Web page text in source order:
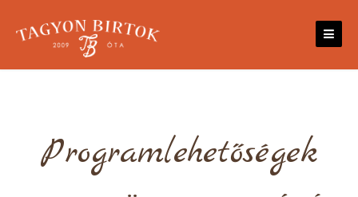
Programlehetőségek